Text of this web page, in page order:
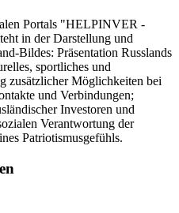
Portals "HELPINVER -
in der Darstellung und
Bildes: Präsentation Russlands
sportliches und
zusätzlicher Möglichkeiten bei
und Verbindungen;
Investoren und
Verantwortung der
Patriotismusgefühls.